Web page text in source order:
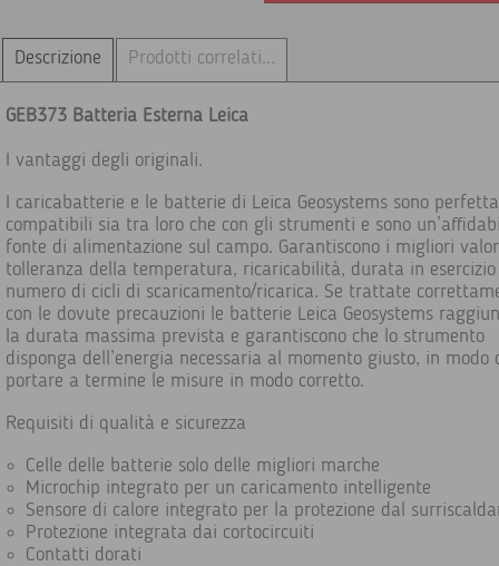
Descrizione Prodotti correlati...
GEB373 Batteria Esterna Leica
I vantaggi degli originali.
I caricabatterie e le batterie di Leica Geosystems sono
compatibili sia tra loro che con gli strumenti e sono
fonte di alimentazione sul campo. Garantiscono i migliori
tolleranza della temperatura, ricaricabilità, durata in esercizio
numero di cicli di scaricamento/ricarica. Se trattate
con le dovute precauzioni le batterie Leica Geosystems
la durata massima prevista e garantiscono che lo strumento
disponga dell’energia necessaria al momento giusto, in modo
portare a termine le misure in modo corretto.
Requisiti di qualità e sicurezza
Celle delle batterie solo delle migliori marche
Microchip integrato per un caricamento intelligente
Sensore di calore integrato per la protezione dal
Protezione integrata dai cortocircuiti
Contatti dorati